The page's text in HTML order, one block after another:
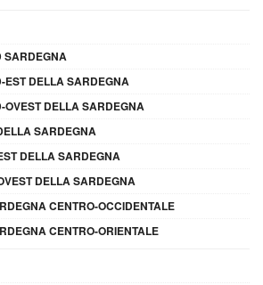
SARDEGNA
EST DELLA SARDEGNA
OVEST DELLA SARDEGNA
SARDEGNA
DELLA SARDEGNA
DELLA SARDEGNA
CENTRO-OCCIDENTALE
CENTRO-ORIENTALE